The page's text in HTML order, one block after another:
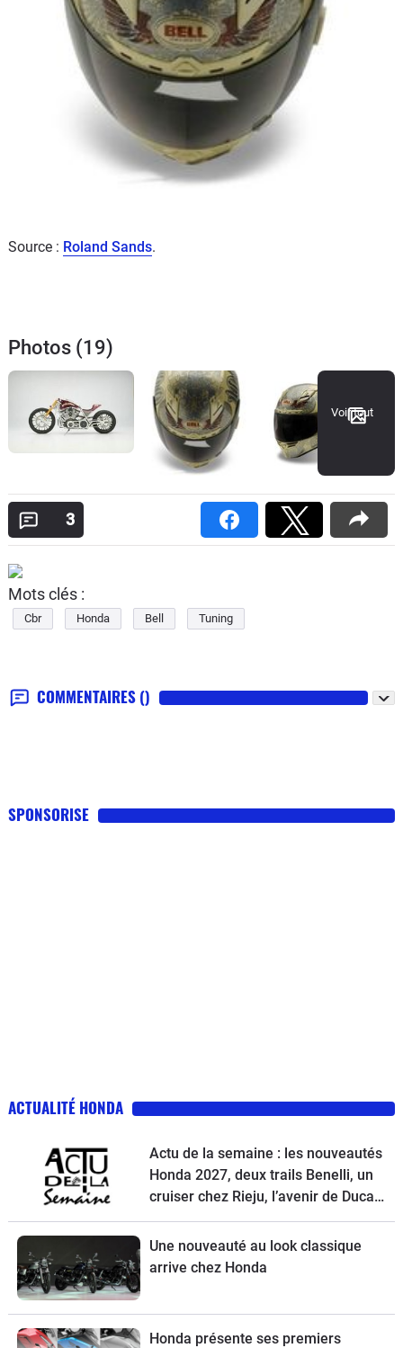
Source : Roland Sands.
Photos (19)
Voir tout
3
Mots clés :
Cbr Honda Bell Tuning
COMMENTAIRES ()
SPONSORISE
ACTUALITÉ HONDA
Actu de la semaine : les nouveautés
Honda 2027, deux trails Benelli, un
cruiser chez Rieju, l’avenir de Ducati
et la Norton Atlas à l’essai
Une nouveauté au look classique
arrive chez Honda
Honda présente ses premiers